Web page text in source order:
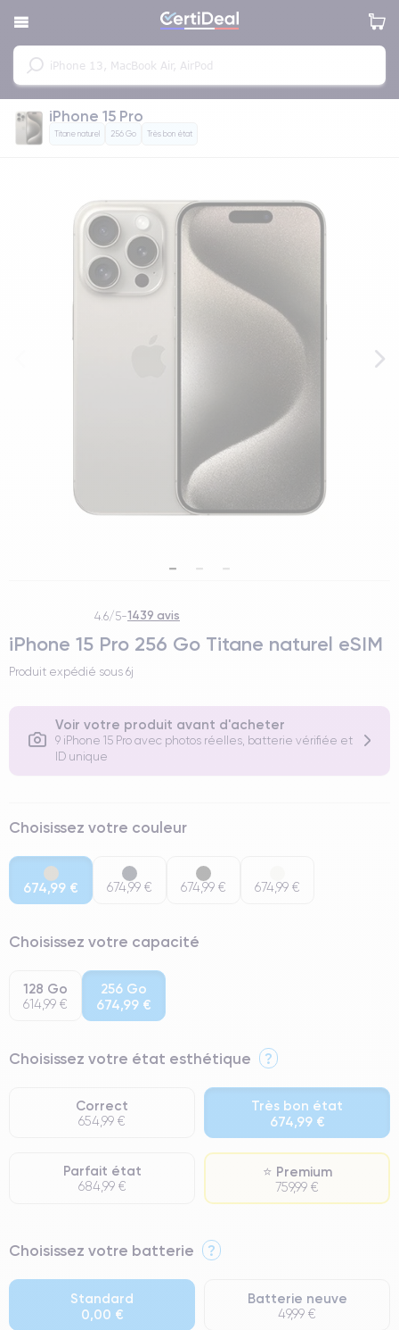
iPhone 15 Pro
Titane naturel 256 Go Très bon état
4.6/5-1439 avis
iPhone 15 Pro 256 Go Titane naturel eSIM
Produit expédié sous 6j
Voir votre produit avant d'acheter
9 iPhone 15 Pro avec photos réelles, batterie vérifiée et
ID unique
Choisissez votre couleur
674,99 € 674,99 € 674,99 € 674,99 €
Choisissez votre capacité
128 Go
614,99 €
256 Go
674,99 €
Choisissez votre état esthétique ?
Correct
654,99 €
Très bon état
674,99 €
Parfait état
684,99 €
⭐ Premium
759,99 €
⭐ Premium
● Batterie : usage intensif.
● Seuls 5% de nos téléphones ont un grade Premium.
Choisissez votre batterie ?
Standard
0,00 €
Batterie neuve
49,99 €